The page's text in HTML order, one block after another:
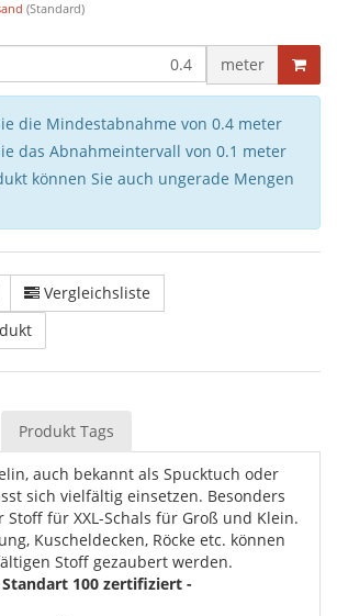
(Standard)
meter
die Mindestabnahme von 0.4 meter
das Abnahmeintervall von 0.1 meter
können Sie auch ungerade Mengen
Vergleichsliste
Produkt Tags
auch bekannt als Spucktuch oder
sich vielfältig einsetzen. Besonders
für XXL-Schals für Groß und Klein.
Kuscheldecken, Röcke etc. können
Stoff gezaubert werden.
Standart 100 zertifiziert -